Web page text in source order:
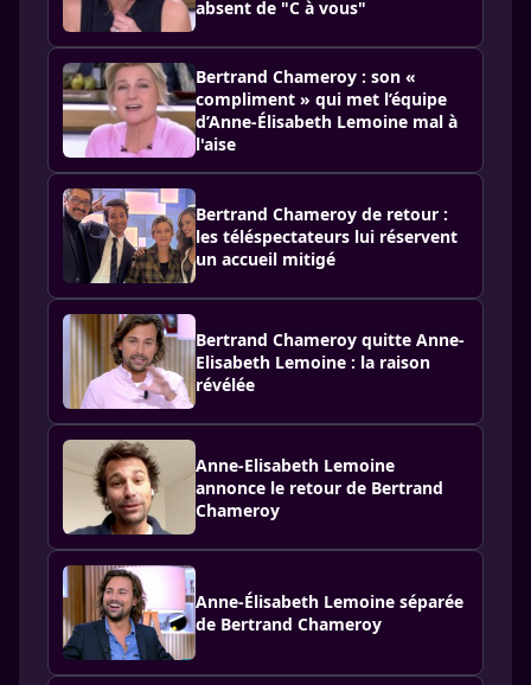
absent de "C à vous"
Bertrand Chameroy : son «
compliment » qui met l’équipe
d’Anne-Élisabeth Lemoine mal à
l'aise
Bertrand Chameroy de retour :
les téléspectateurs lui réservent
un accueil mitigé
Bertrand Chameroy quitte Anne-
Elisabeth Lemoine : la raison
révélée
Anne-Elisabeth Lemoine
annonce le retour de Bertrand
Chameroy
Anne-Élisabeth Lemoine séparée
de Bertrand Chameroy